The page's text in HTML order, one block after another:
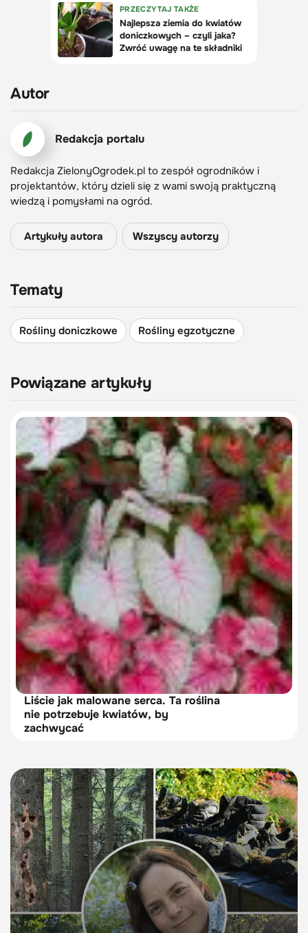
Autor
Redakcja portalu
Redakcja ZielonyOgrodek.pl to zespół ogrodników i
projektantów, który dzieli się z wami swoją praktyczną
wiedzą i pomysłami na ogród.
Artykuły autora Wszyscy autorzy
Tematy
Rośliny doniczkowe Rośliny egzotyczne
Powiązane artykuły
Liście jak malowane serca. Ta roślina
nie potrzebuje kwiatów, by
zachwycać